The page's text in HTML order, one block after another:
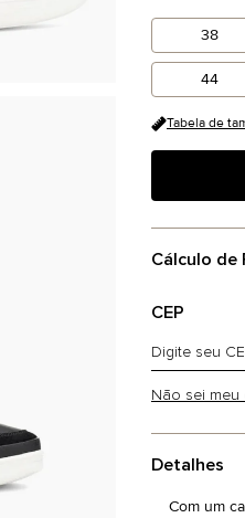
38
44
Tabela de
Cálculo de
CEP
Não sei meu
Detalhes
Com um